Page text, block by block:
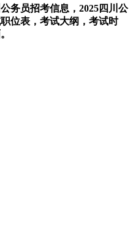
务员招考信息，2025四川公
位表，考试大纲，考试时